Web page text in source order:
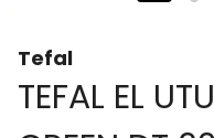
Tefal
TEFAL EL